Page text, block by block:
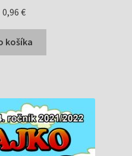
Pôvodná
€.
0,96€Aktuálna
je:
0,96 €.
košíka